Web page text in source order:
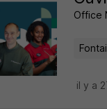
Office
il y a